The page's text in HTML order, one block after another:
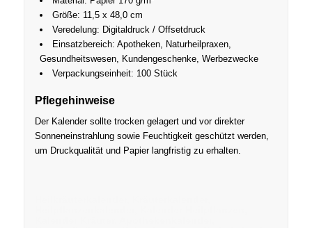
Größe: 11,5 x 48,0 cm
Veredelung: Digitaldruck / Offsetdruck
Einsatzbereich: Apotheken, Naturheilpraxen,
Gesundheitswesen, Kundengeschenke, Werbezwecke
Verpackungseinheit: 100 Stück
Pflegehinweise
Der Kalender sollte trocken gelagert und vor direkter
Sonneneinstrahlung sowie Feuchtigkeit geschützt werden,
um Druckqualität und Papier langfristig zu erhalten.